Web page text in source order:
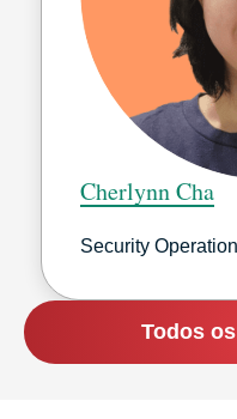
Cherlynn Cha
Security
Todos